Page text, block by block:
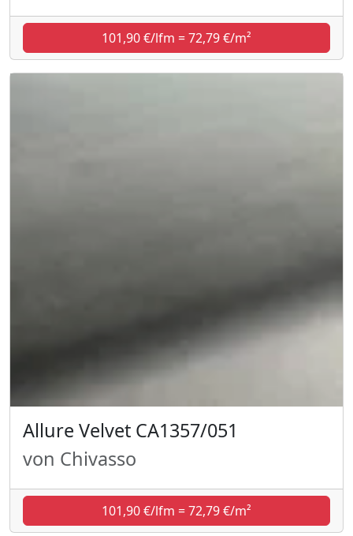
101,90 €/lfm = 72,79 €/m²
Allure Velvet CA1357/051
von Chivasso
101,90 €/lfm = 72,79 €/m²